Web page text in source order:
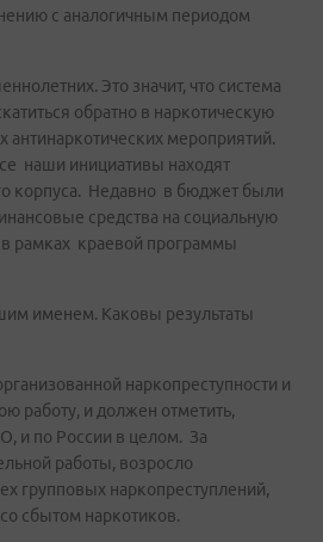
с аналогичным периодом
Это значит, что система
обратно в наркотическую
антинаркотических мероприятий.
наши инициативы находят
корпуса. Недавно в бюджет были
средства на социальную
рамках краевой программы
именем. Каковы результаты
наркопреступности и
работу, и должен отметить,
и по России в целом. За
работы, возросло
групповых наркопреступлений,
сбытом наркотиков.